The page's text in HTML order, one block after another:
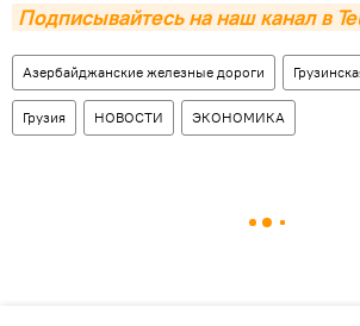
Подписывайтесь на наш канал в
Азербайджанские железные дороги
Грузия НОВОСТИ ЭКОНОМИКА